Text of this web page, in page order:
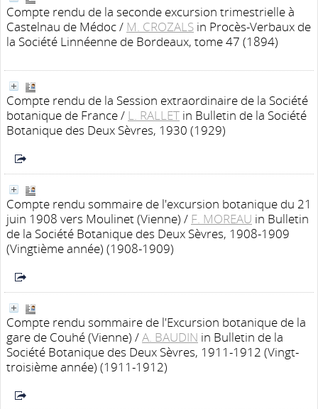
Compte rendu de la seconde excursion trimestrielle à
Castelnau de Médoc/ M. CROZALS in Procès-Verbaux de
la Société Linnéenne de Bordeaux, tome 47 (1894)
Compte rendu de la Session extraordinaire de la Société
botanique de France/ L. RALLET in Bulletin de la Société
Botanique des Deux Sèvres, 1930 (1929)
Compte rendu sommaire de l'excursion botanique du 21
juin 1908 vers Moulinet (Vienne) / F. MOREAU in Bulletin
de la Société Botanique des Deux Sèvres, 1908-1909
(Vingtième année) (1908-1909)
Compte rendu sommaire de l'Excursion botanique de la
gare de Couhé (Vienne) /A. BAUDIN in Bulletin de la
Société Botanique des Deux Sèvres, 1911-1912 (Vingt-
troisième année) (1911-1912)